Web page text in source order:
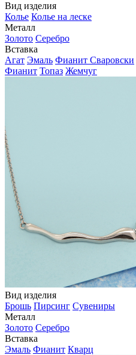
Вид изделия
Колье Колье на леске
Металл
Золото Серебро
Вставка
Агат Эмаль Фианит Сваровски
Фианит Топаз Жемчуг
Вид изделия
Брошь Пирсинг Сувениры
Металл
Золото Серебро
Вставка
Эмаль Фианит Кварц